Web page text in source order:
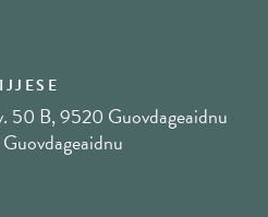
50 B, 9520 Guovdageaidnu